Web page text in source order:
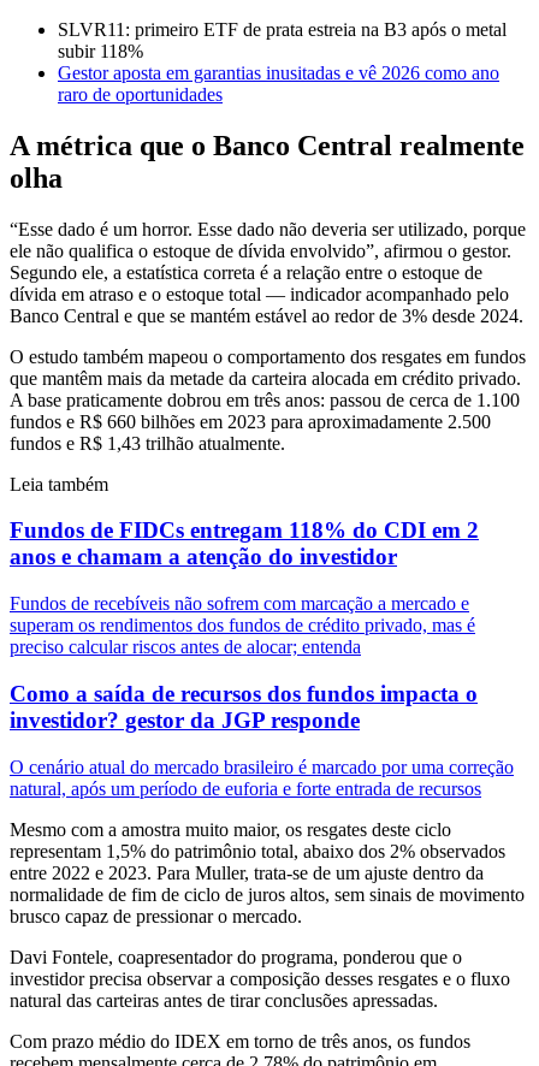
SLVR11: primeiro ETF de prata estreia na B3 após o metal
subir 118%
Gestor aposta em garantias inusitadas e vê 2026 como ano
raro de oportunidades
A métrica que o Banco Central realmente
olha
“Esse dado é um horror. Esse dado não deveria ser utilizado, porque
ele não qualifica o estoque de dívida envolvido”, afirmou o gestor.
Segundo ele, a estatística correta é a relação entre o estoque de
dívida em atraso e o estoque total — indicador acompanhado pelo
Banco Central e que se mantém estável ao redor de 3% desde 2024.
O estudo também mapeou o comportamento dos resgates em fundos
que mantêm mais da metade da carteira alocada em crédito privado.
A base praticamente dobrou em três anos: passou de cerca de 1.100
fundos e R$ 660 bilhões em 2023 para aproximadamente 2.500
fundos e R$ 1,43 trilhão atualmente.
Leia também
Fundos de FIDCs entregam 118% do CDI em 2
anos e chamam a atenção do investidor
Fundos de recebíveis não sofrem com marcação a mercado e
superam os rendimentos dos fundos de crédito privado, mas é
preciso calcular riscos antes de alocar; entenda
Como a saída de recursos dos fundos impacta o
investidor? gestor da JGP responde
O cenário atual do mercado brasileiro é marcado por uma correção
natural, após um período de euforia e forte entrada de recursos
Mesmo com a amostra muito maior, os resgates deste ciclo
representam 1,5% do patrimônio total, abaixo dos 2% observados
entre 2022 e 2023. Para Muller, trata-se de um ajuste dentro da
normalidade de fim de ciclo de juros altos, sem sinais de movimento
brusco capaz de pressionar o mercado.
Davi Fontele, coapresentador do programa, ponderou que o
investidor precisa observar a composição desses resgates e o fluxo
natural das carteiras antes de tirar conclusões apressadas.
Com prazo médio do IDEX em torno de três anos, os fundos